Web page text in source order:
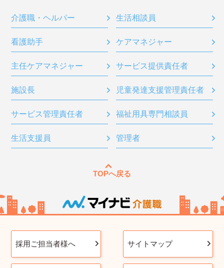
介護職・ヘルパー 生活相談員
看護助手 ケアマネジャー
主任ケアマネジャー サービス提供責任者
施設長 児童発達支援管理責任者
サービス管理責任者 福祉用具専門相談員
生活支援員 管理者
TOPへ戻る
採用ご担当者様へ サイトマップ